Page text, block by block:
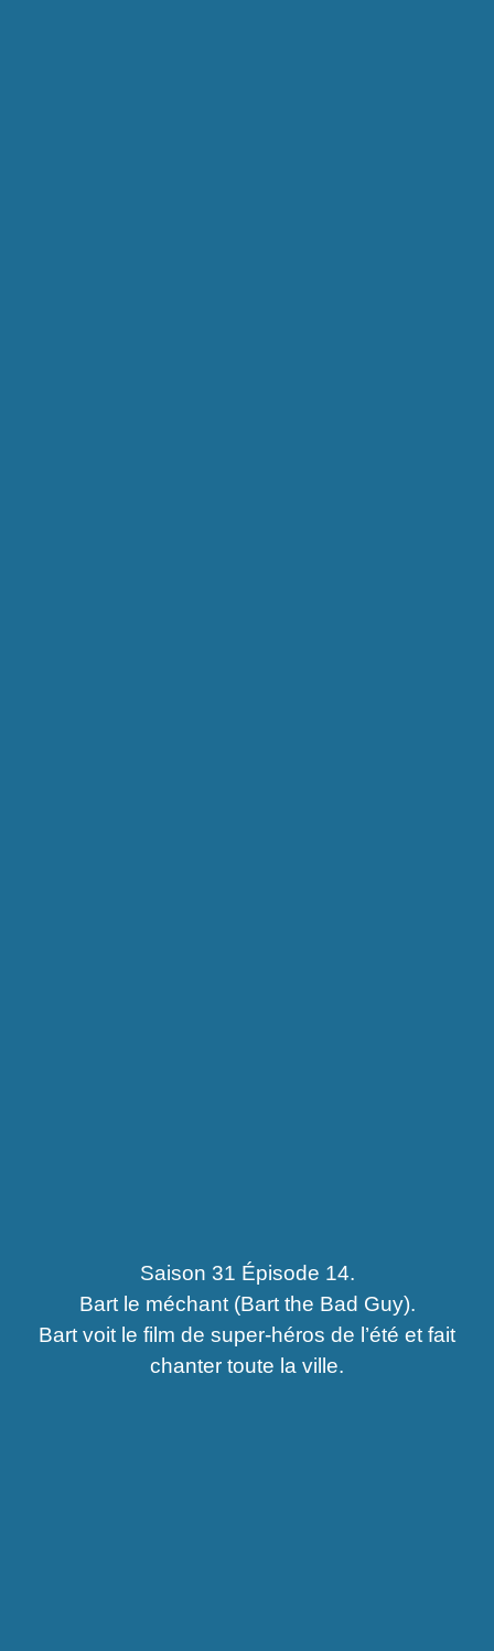
Saison 31 Épisode 14.
Bart le méchant (Bart the Bad Guy).
Bart voit le film de super-héros de l’été et fait
chanter toute la ville.